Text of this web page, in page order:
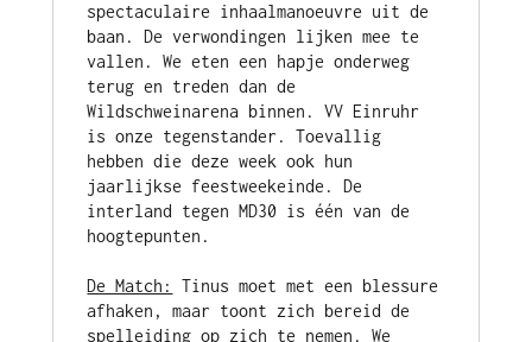
spectaculaire inhaalmanoeuvre uit de
baan. De verwondingen lijken mee te
vallen. We eten een hapje onderweg
terug en treden dan de
Wildschweinarena binnen. VV Einruhr
is onze tegenstander. Toevallig
hebben die deze week ook hun
jaarlijkse feestweekeinde. De
interland tegen MD30 is één van de
De Match:
Tinus moet met een blessure
afhaken, maar toont zich bereid de
spelleiding op zich te nemen. We